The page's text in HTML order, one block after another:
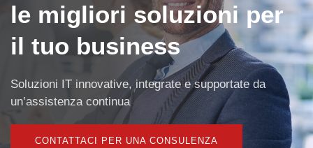
le migliori soluzioni per
il tuo business
Soluzioni IT innovative, integrate e supportate da
un’assistenza continua
CONTATTACI PER UNA CONSULENZA